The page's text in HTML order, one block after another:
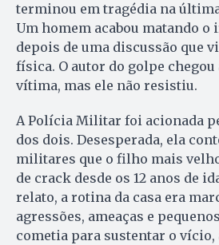
terminou em tragédia na
Um homem acabou matando o
depois de uma discussão que
física. O autor do golpe
vítima, mas ele não resistiu.
A Polícia Militar foi acionada
dos dois. Desesperada, ela
militares que o filho mais
de crack desde os 12 anos de
relato, a rotina da casa era
agressões, ameaças e
cometia para sustentar o vício,